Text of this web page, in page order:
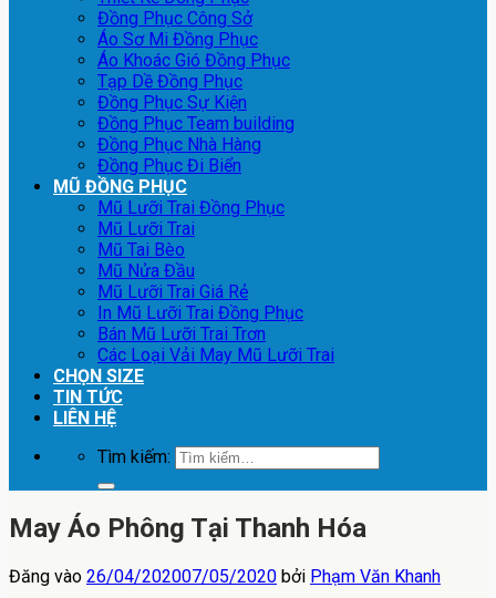
Đồng Phục Công Sở
Áo Sơ Mi Đồng Phục
Áo Khoác Gió Đồng Phục
Tạp Dề Đồng Phục
Đồng Phục Sự Kiện
Đồng Phục Team building
Đồng Phục Nhà Hàng
Đồng Phục Đi Biển
MŨ ĐỒNG PHỤC
Mũ Lưỡi Trai Đồng Phục
Mũ Lưỡi Trai
Mũ Tai Bèo
Mũ Nửa Đầu
Mũ Lưỡi Trai Giá Rẻ
In Mũ Lưỡi Trai Đồng Phục
Bán Mũ Lưỡi Trai Trơn
Các Loại Vải May Mũ Lưỡi Trai
CHỌN SIZE
TIN TỨC
LIÊN HỆ
Tìm kiếm:
May Áo Phông Tại Thanh Hóa
Đăng vào 26/04/202007/05/2020 bởi Phạm Văn Khanh